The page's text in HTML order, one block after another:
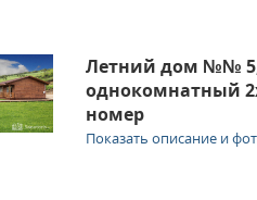
Летний дом №№ 5,
однокомнатный
номер
Показать описание и